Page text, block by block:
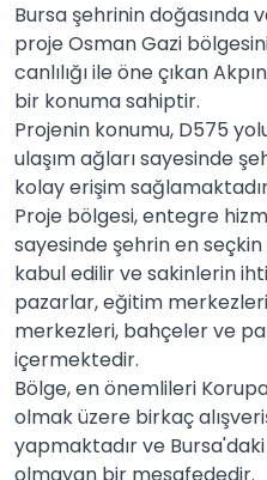
Bursa şehrinin doğasında
proje Osman Gazi
canlılığı ile öne çıkan
bir konuma sahiptir.
Projenin konumu, D575
ulaşım ağları sayesinde
kolay erişim
Proje bölgesi, entegre
sayesinde şehrin en
kabul edilir ve sakinlerin
pazarlar, eğitim
merkezleri, bahçeler ve
içermektedir.
Bölge, en önemlileri
olmak üzere birkaç
yapmaktadır ve